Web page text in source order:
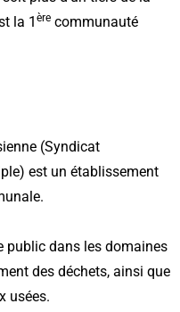
la 1 ère communauté
(Syndicat
est un établissement
public dans les domaines
des déchets, ainsi que
usées.